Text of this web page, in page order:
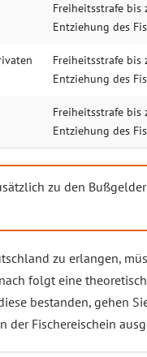
Freiheitsstrafe bis
Entziehung des
Freiheitsstrafe bis
Entziehung des
Freiheitsstrafe bis
Entziehung des
zu den
zu erlangen,
folgt eine
bestanden, gehen
der Fischereischein